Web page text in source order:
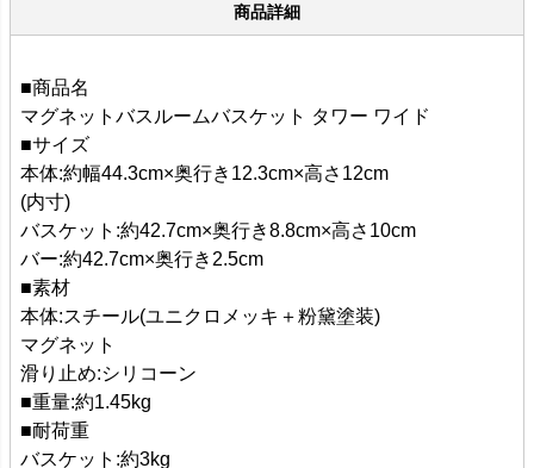
商品詳細
■商品名
マグネットバスルームバスケット タワー ワイド
■サイズ
本体:約幅44.3cm×奥行き12.3cm×高さ12cm
(内寸)
バスケット:約42.7cm×奥行き8.8cm×高さ10cm
バー:約42.7cm×奥行き2.5cm
■素材
本体:スチール(ユニクロメッキ＋粉黛塗装)
マグネット
滑り止め:シリコーン
■重量:約1.45kg
■耐荷重
バスケット:約3kg